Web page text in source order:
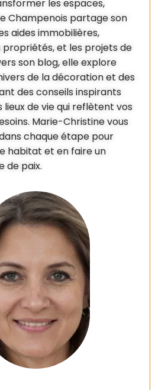
les espaces,
Champenois partage son
aides immobilières,
propriétés, et les projets de
son blog, elle explore
de la décoration et des
des conseils inspirants
de vie qui reflètent vos
Marie-Christine vous
chaque étape pour
habitat et en faire un
de paix.